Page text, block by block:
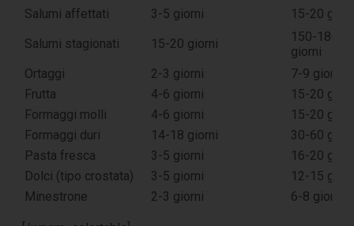
Salumi affettati
3-5 giorni
15-20
Salumi stagionati
15-20 giorni
150-180
giorni
Ortaggi
2-3 giorni
7-9 giorni
Frutta
4-6 giorni
15-20
Formaggi molli
4-6 giorni
15-20
Formaggi duri
14-18 giorni
30-60
Pasta fresca
3-5 giorni
16-20
Dolci (tipo crostata)
3-5 giorni
12-15
Minestrone
2-3 giorni 6-8 giorni